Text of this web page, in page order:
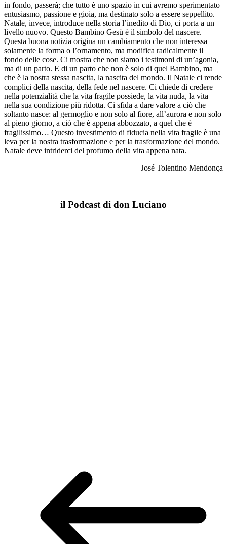
in fondo, passerà; che tutto è uno spazio in cui avremo sperimentato
entusiasmo, passione e gioia, ma destinato solo a essere seppellito.
Natale, invece, introduce nella storia l’inedito di Dio, ci porta a un
livello nuovo. Questo Bambino Gesù è il simbolo del nascere.
Questa buona notizia origina un cambiamento che non interessa
solamente la forma o l’ornamento, ma modifica radicalmente il
fondo delle cose. Ci mostra che non siamo i testimoni di un’agonia,
ma di un parto. E di un parto che non è solo di quel Bambino, ma
che è la nostra stessa nascita, la nascita del mondo. Il Natale ci rende
complici della nascita, della fede nel nascere. Ci chiede di credere
nella potenzialità che la vita fragile possiede, la vita nuda, la vita
nella sua condizione più ridotta. Ci sfida a dare valore a ciò che
soltanto nasce: al germoglio e non solo al fiore, all’aurora e non solo
al pieno giorno, a ciò che è appena abbozzato, a quel che è
fragilissimo… Questo investimento di fiducia nella vita fragile è una
leva per la nostra trasformazione e per la trasformazione del mondo.
Natale deve intriderci del profumo della vita appena nata.
José Tolentino Mendonça
il Podcast di don Luciano